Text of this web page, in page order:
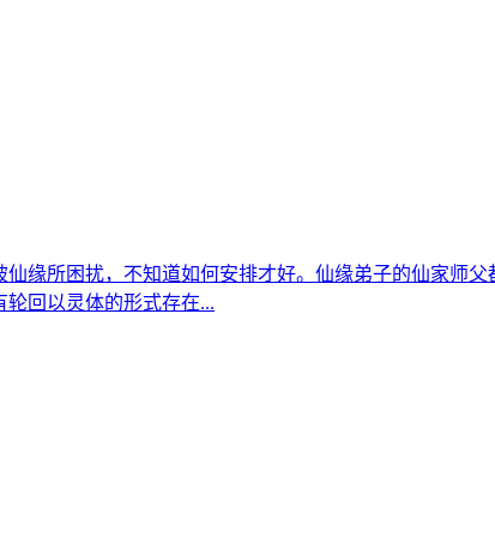
缘所困扰，不知道如何安排才好。仙缘弟子的仙家师
回以灵体的形式存在...